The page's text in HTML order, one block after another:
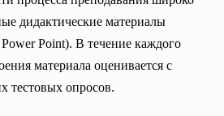
дидактические материалы
Point). В течение каждого
материала оценивается с
опросов.